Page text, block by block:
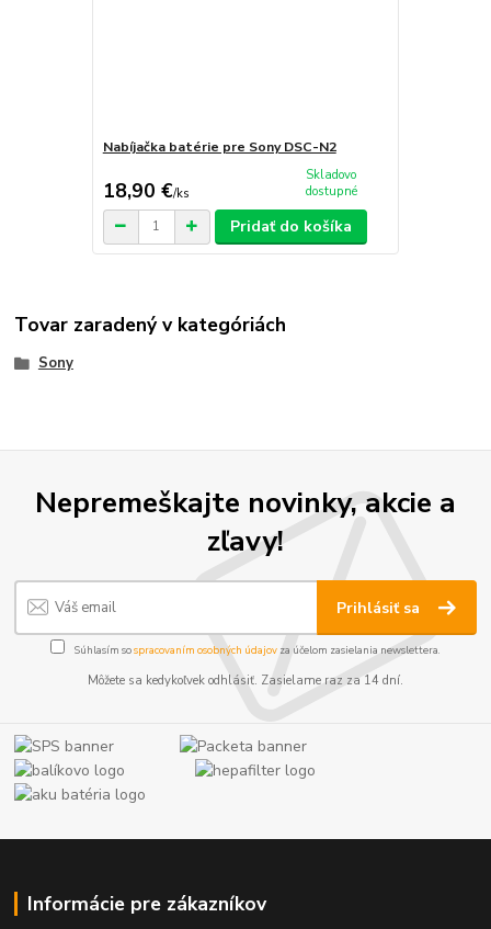
Nabíjačka batérie pre Sony DSC-N2
18,90 €/ks
Skladovo
dostupné
Pridať do košíka
Tovar zaradený v kategóriách
Sony
Nepremeškajte novinky, akcie a
zľavy!
Prihlásiť sa
Súhlasím sospracovaním osobných údajov za účelom zasielania newslettera.
Môžete sa kedykoľvek odhlásiť. Zasielame raz za 14 dní.
Informácie pre zákazníkov